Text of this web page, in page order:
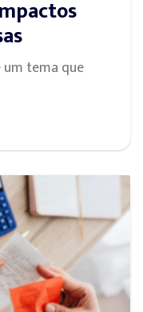
um tema que